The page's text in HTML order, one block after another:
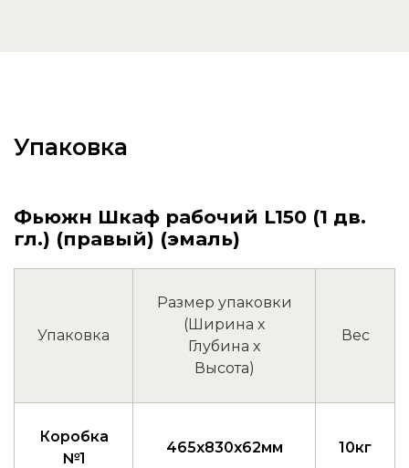
Упаковка
Фьюжн Шкаф рабочий L150 (1 дв.
гл.) (правый) (эмаль)
Упаковка
Размер упаковки
(Ширина x
Глубина x
Высота)
Вес
Коробка
№1
465x830x62мм 10кг